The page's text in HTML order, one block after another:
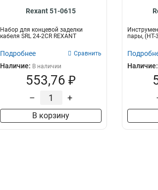
Rexant 51-0615
Набор для концевой заделки
кабеля SRL 24-2CR REXANT
Подробнее Сравнить
Наличие: В наличии
553,76 ₽
– +
В корзину
пары, (HT-
Наличие: